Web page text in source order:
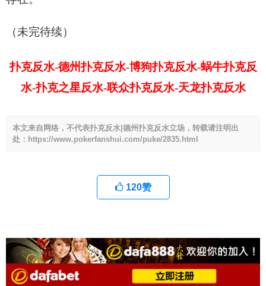
（未完待续）
扑克反水-德州扑克反水-博狗扑克反水-蜗牛扑克反
水-扑克之星反水-联众扑克反水-天龙扑克反水
本文来自网络，不代表扑克反水|德州扑克反水立场，转载请注明出
处：https://www.pokerfanshui.com/puke/2835.html
120赞